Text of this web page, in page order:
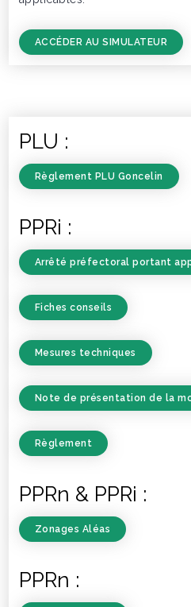
ACCÉDER AU SIMULATEUR
PLU :
Règlement PLU Goncelin
PPRi :
Arrêté préfectoral portant
Fiches conseils
Mesures techniques
Note de présentation de la
Règlement
PPRn & PPRi :
Zonages Aléas
PPRn :